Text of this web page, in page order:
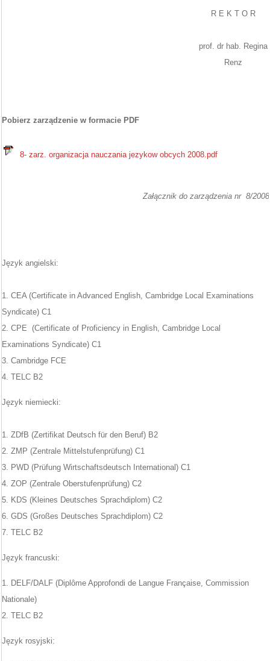
R E K T O R
prof. dr hab. Regina
Renz
Pobierz zarządzenie w formacie PDF
8- zarz. organizacja nauczania jezykow obcych 2008.pdf
Załącznik do zarządzenia nr 8/2008
Język angielski:
1. CEA (Certificate in Advanced English, Cambridge Local Examinations
Syndicate) C1
2. CPE (Certificate of Proficiency in English, Cambridge Local
Examinations Syndicate) C1
3. Cambridge FCE
4. TELC B2
Język niemiecki:
1. ZDfB (Zertifikat Deutsch für den Beruf) B2
2. ZMP (Zentrale Mittelstufenprüfung) C1
3. PWD (Prüfung Wirtschaftsdeutsch International) C1
4. ZOP (Zentrale Oberstufenprüfung) C2
5. KDS (Kleines Deutsches Sprachdiplom) C2
6. GDS (Großes Deutsches Sprachdiplom) C2
7. TELC B2
Język francuski:
1. DELF/DALF (Diplôme Approfondi de Langue Française, Commission
Nationale)
2. TELC B2
Język rosyjski: